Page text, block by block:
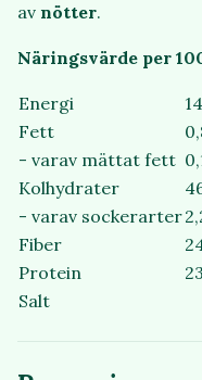
av nötter.
Näringsvärde per
Energi
Fett
- varav mättat fett
Kolhydrater
- varav sockerarter
Fiber
Protein
Salt